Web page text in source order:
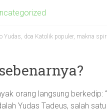
Yudas, doa Katolik populer, makna
orang langsung berkedip:
Yudas Tadeus, salah